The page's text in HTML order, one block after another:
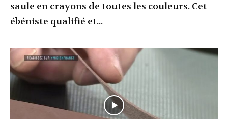
saule en crayons de toutes les couleurs. Cet
ébéniste qualifié et...